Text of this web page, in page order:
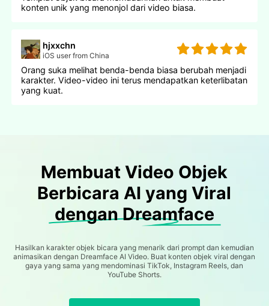
konten unik yang menonjol dari video biasa.
hjxxchn
iOS user from China
Orang suka melihat benda-benda biasa berubah menjadi
karakter. Video-video ini terus mendapatkan keterlibatan
yang kuat.
Membuat Video Objek
Berbicara AI yang Viral
dengan Dreamface
Hasilkan karakter objek bicara yang menarik dari prompt dan kemudian
animasikan dengan Dreamface AI Video. Buat konten objek viral dengan
gaya yang sama yang mendominasi TikTok, Instagram Reels, dan
YouTube Shorts.